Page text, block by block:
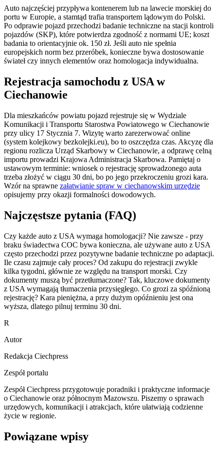
Auto najczęściej przypływa kontenerem lub na lawecie morskiej do
portu w Europie, a stamtąd trafia transportem lądowym do Polski.
Po odprawie pojazd przechodzi badanie techniczne na stacji kontroli
pojazdów (SKP), które potwierdza zgodność z normami UE; koszt
badania to orientacyjnie ok. 150 zł. Jeśli auto nie spełnia
europejskich norm bez przeróbek, konieczne bywa dostosowanie
świateł czy innych elementów oraz homologacja indywidualna.
Rejestracja samochodu z USA w
Ciechanowie
Dla mieszkańców powiatu pojazd rejestruje się w Wydziale
Komunikacji i Transportu Starostwa Powiatowego w Ciechanowie
przy ulicy 17 Stycznia 7. Wizytę warto zarezerwować online
(system kolejkowy bezkolejki.eu), bo to oszczędza czas. Akcyzę dla
regionu rozlicza Urząd Skarbowy w Ciechanowie, a odprawę celną
importu prowadzi Krajowa Administracja Skarbowa. Pamiętaj o
ustawowym terminie: wniosek o rejestrację sprowadzonego auta
trzeba złożyć w ciągu 30 dni, bo po jego przekroczeniu grozi kara.
Wzór na sprawne załatwianie spraw w ciechanowskim urzędzie
opisujemy przy okazji formalności dowodowych.
Najczęstsze pytania (FAQ)
Czy każde auto z USA wymaga homologacji? Nie zawsze - przy
braku świadectwa COC bywa konieczna, ale używane auto z USA
często przechodzi przez pozytywne badanie techniczne po adaptacji.
Ile czasu zajmuje cały proces? Od zakupu do rejestracji zwykle
kilka tygodni, głównie ze względu na transport morski. Czy
dokumenty muszą być przetłumaczone? Tak, kluczowe dokumenty
z USA wymagają tłumaczenia przysięgłego. Co grozi za spóźnioną
rejestrację? Kara pieniężna, a przy dużym opóźnieniu jest ona
wyższa, dlatego pilnuj terminu 30 dni.
R
Autor
Redakcja Ciechpress
Zespół portalu
Zespół Ciechpress przygotowuje poradniki i praktyczne informacje
o Ciechanowie oraz północnym Mazowszu. Piszemy o sprawach
urzędowych, komunikacji i atrakcjach, które ułatwiają codzienne
życie w regionie.
Powiązane wpisy